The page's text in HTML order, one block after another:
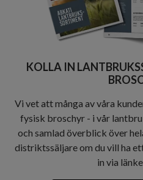
KOLLA IN
Vi vet att många av våra
fysisk broschyr - i vår
och samlad överblick över
distriktssäljare om du vill ha
in via